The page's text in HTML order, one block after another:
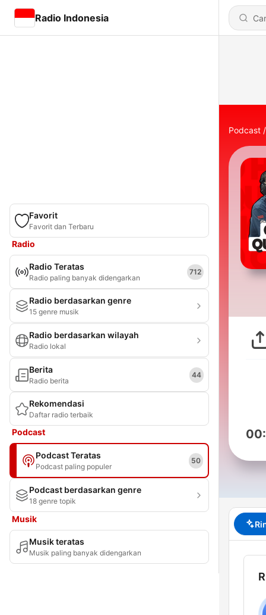
Radio Indonesia
Favorit
Favorit dan Terbaru
Radio
Radio Teratas
Radio paling banyak didengarkan
712
Radio berdasarkan genre
15 genre musik
Radio berdasarkan wilayah
Radio lokal
Berita
Radio berita
44
Rekomendasi
Daftar radio terbaik
Podcast
Podcast Teratas
Podcast paling populer
50
Podcast berdasarkan genre
18 genre topik
Musik
Musik teratas
Musik paling banyak didengarkan
Podcast